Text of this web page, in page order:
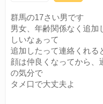
群馬の17さい男です
男女、年齢関係なく追加
しいなぁって
追加したって連絡くれ
顔は仲良くなってから
の気分で
タメ口で大丈夫よ